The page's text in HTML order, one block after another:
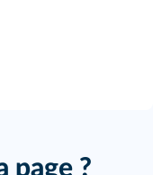
page ?